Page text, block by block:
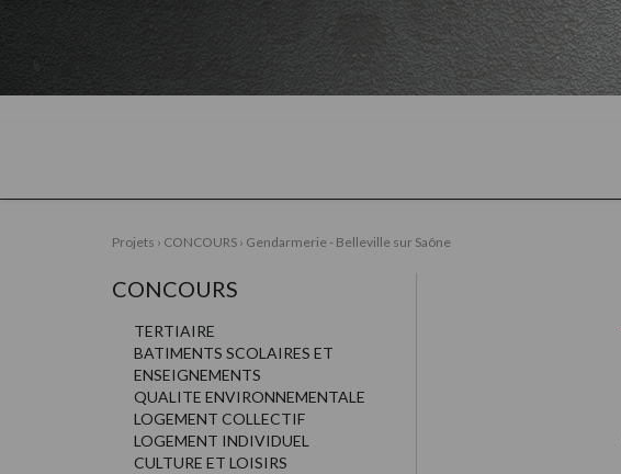
Projets › CONCOURS › Gendarmerie - Belleville sur Saône
CONCOURS
TERTIAIRE
BATIMENTS SCOLAIRES ET
ENSEIGNEMENTS
QUALITE ENVIRONNEMENTALE
LOGEMENT COLLECTIF
LOGEMENT INDIVIDUEL
CULTURE ET LOISIRS